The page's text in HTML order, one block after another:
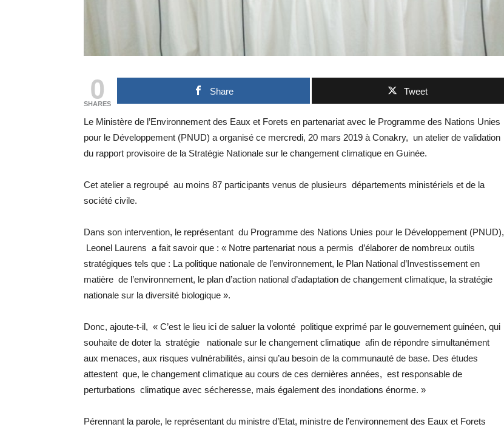
0
SHARES
Share Tweet
Le Ministère de l’Environnement des Eaux et Forets en partenariat avec le Programme des Nations Unies
pour le Développement (PNUD) a organisé ce mercredi, 20 mars 2019 à Conakry, un atelier de validation
du rapport provisoire de la Stratégie Nationale sur le changement climatique en Guinée.
Cet atelier a regroupé au moins 87 participants venus de plusieurs départements ministériels et de la
société civile.
Dans son intervention, le représentant du Programme des Nations Unies pour le Développement (PNUD),
Leonel Laurens a fait savoir que : « Notre partenariat nous a permis d’élaborer de nombreux outils
stratégiques tels que : La politique nationale de l’environnement, le Plan National d’Investissement en
matière de l’environnement, le plan d’action national d’adaptation de changement climatique, la stratégie
nationale sur la diversité biologique ».
Donc, ajoute-t-il, « C’est le lieu ici de saluer la volonté politique exprimé par le gouvernement guinéen, qui
souhaite de doter la stratégie nationale sur le changement climatique afin de répondre simultanément
aux menaces, aux risques vulnérabilités, ainsi qu’au besoin de la communauté de base. Des études
attestent que, le changement climatique au cours de ces dernières années, est responsable de
perturbations climatique avec sécheresse, mais également des inondations énorme. »
Pérennant la parole, le représentant du ministre d’Etat, ministre de l’environnement des Eaux et Forets